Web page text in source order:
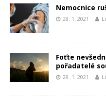
Nemocnice
28. 1. 2021
Foťte
pořadatelé
28. 1. 2021